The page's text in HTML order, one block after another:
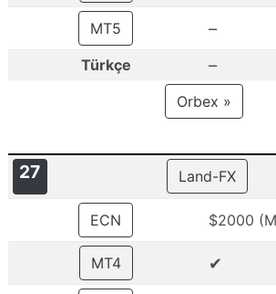
MT5 –
Türkçe –
Orbex »
27 Land-FX
ECN $2000
MT4 ✔